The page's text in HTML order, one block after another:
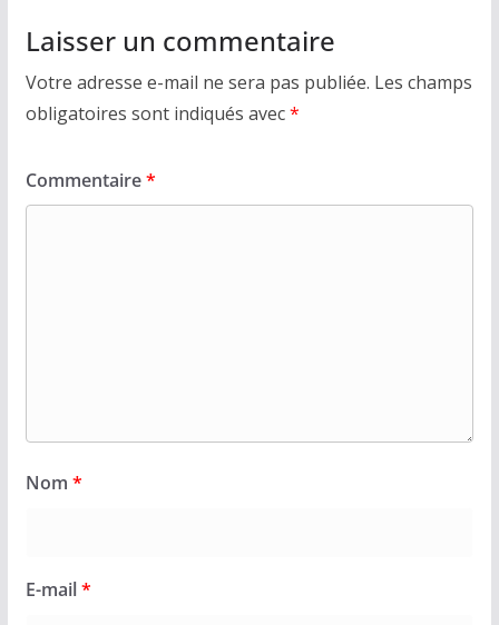
Laisser un commentaire
Votre adresse e-mail ne sera pas publiée. Les champs
obligatoires sont indiqués avec*
Commentaire*
Nom *
E-mail*